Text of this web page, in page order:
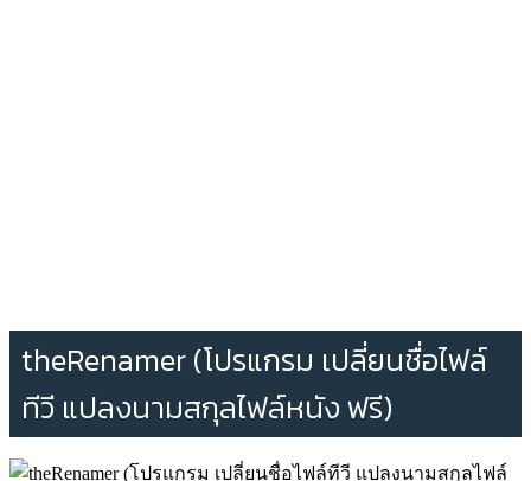
theRenamer (โปรแกรม เปลี่ยนชื่อไฟล์
ทีวี แปลงนามสกุลไฟล์หนัง ฟรี)